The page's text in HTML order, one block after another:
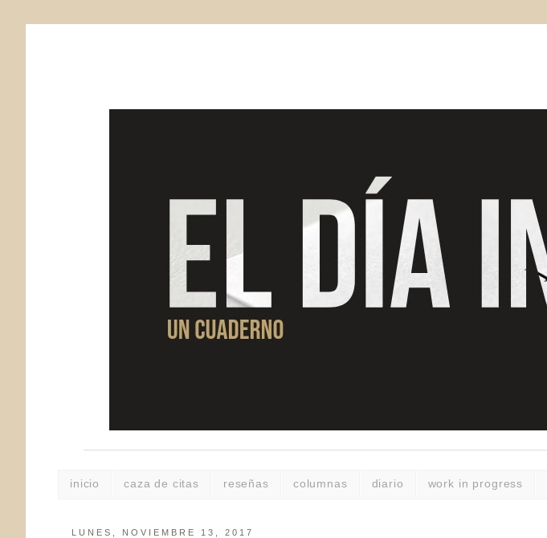
inicio caza de citas reseñas columnas diario work in progress
LUNES, NOVIEMBRE 13, 2017